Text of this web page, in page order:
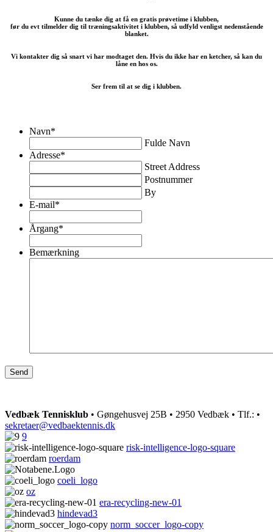
Kunne du tænke dig at få en gratis prøvetime i klubben,
før du evt tilmelder dig til træningsaktivitet i klubben, så udfyld venligst nedenstående
blanket.
Vi kontakter dig så snart vi har modtaget den. Hvis du ikke har en ketcher, så kan du
låne en hos os.
Ser frem til at se dig i klubben.
Navn*
Fulde Navn
Adresse*
Street Address
Postnummer
By
E-mail*
Årgang*
Bemærkning
Vedbæk Tennisklub • Gøngehusvej 25B • 2950 Vedbæk • Tlf.: •
sekretaer@vedbaektennis.dk
9
risk-intelligence-logo-square
roerdam
coeli_logo
oz
era-recycling-new-01
hindevad3
norm_soccer_logo-copy